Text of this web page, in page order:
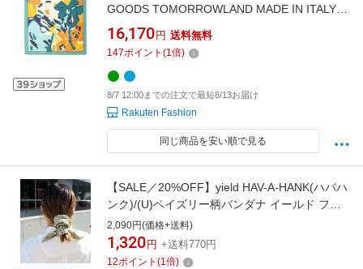
GOODS TOMORROWLAND MADE IN ITALY
コットンシルクスカーフ トゥモローランド フ
ァッション雑貨 スカーフ・バンダナ ブルー グ
リーン【送料無料】
16,170 円 送料無料
147ポイント (1倍)
8/7 12:00までの注文で最短8/13お届け
Rakuten Fashion
同じ商品を安い順で見る
【SALE／20%OFF】yield HAV-A-HANK(ハバハ
ンク)/(U)ペイズリー柄バンダナ イールド ファ
ッション雑貨 スカーフ・バンダナ ブラック グ
リーン イエロー ホワイト ベージュ ブルー グレ
ー レッド パープル オレンジ ネイビー ブラウン
2,090円(価格+送料)
1,320 円 +送料770円
12ポイント (1倍)